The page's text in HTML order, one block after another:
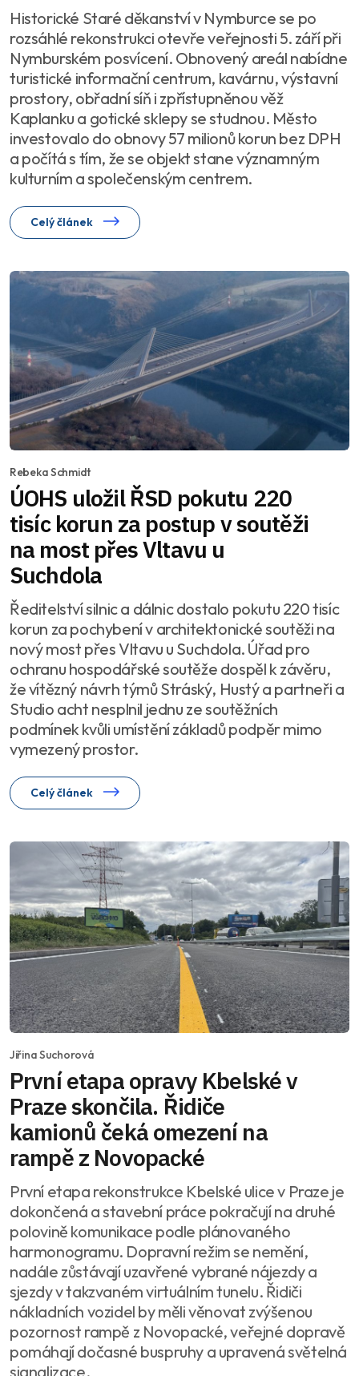
Historické Staré děkanství v Nymburce se po
rozsáhlé rekonstrukci otevře veřejnosti 5. září při
Nymburském posvícení. Obnovený areál nabídne
turistické informační centrum, kavárnu, výstavní
prostory, obřadní síň i zpřístupněnou věž
Kaplanku a gotické sklepy se studnou. Město
investovalo do obnovy 57 milionů korun bez DPH
a počítá s tím, že se objekt stane významným
kulturním a společenským centrem.
Celý článek
Rebeka Schmidt
ÚOHS uložil ŘSD pokutu 220
tisíc korun za postup v soutěži
na most přes Vltavu u
Suchdola
Ředitelství silnic a dálnic dostalo pokutu 220 tisíc
korun za pochybení v architektonické soutěži na
nový most přes Vltavu u Suchdola. Úřad pro
ochranu hospodářské soutěže dospěl k závěru,
že vítězný návrh týmů Stráský, Hustý a partneři a
Studio acht nesplnil jednu ze soutěžních
podmínek kvůli umístění základů podpěr mimo
vymezený prostor.
Celý článek
Jiřina Suchorová
První etapa opravy Kbelské v
Praze skončila. Řidiče
kamionů čeká omezení na
rampě z Novopacké
První etapa rekonstrukce Kbelské ulice v Praze je
dokončená a stavební práce pokračují na druhé
polovině komunikace podle plánovaného
harmonogramu. Dopravní režim se nemění,
nadále zůstávají uzavřené vybrané nájezdy a
sjezdy v takzvaném virtuálním tunelu. Řidiči
nákladních vozidel by měli věnovat zvýšenou
pozornost rampě z Novopacké, veřejné dopravě
pomáhají dočasné buspruhy a upravená světelná
signalizace.